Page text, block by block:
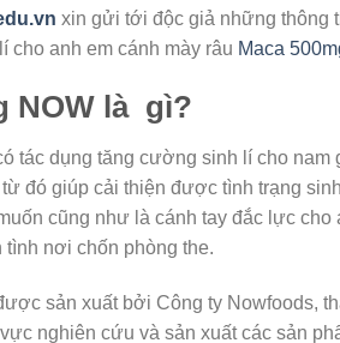
xin gửi tới độc giả những thông
cho anh em cánh mày râu Maca
NOW là gì?
tác dụng tăng cường sinh lí cho
từ đó giúp cải thiện được tình trạng
cũng như là cánh tay đắc lực cho
tình nơi chốn phòng the.
sản xuất bởi Công ty Nowfoods,
nghiên cứu và sản xuất các sản